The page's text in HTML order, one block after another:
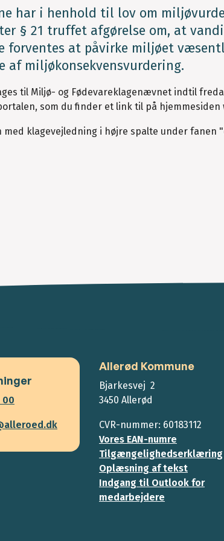
har i henhold til lov om
§ 21 truffet afgørelse om, at
forventes at påvirke miljøet
af miljøkonsekvensvurdering.
til Miljø- og Fødevareklagenævnet indtil
som du finder et link til på hjemmesiden
med klagevejledning i højre spalte under fanen
00
Allerød Kommune
Bjarkesvej 2
3450 Allerød
CVR-nummer: 60183112
Vores EAN-numre
Tilgængelighedserklæring
Oplæsning af tekst
Indgang til Outlook for
medarbejdere